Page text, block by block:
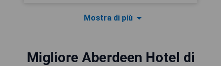
Mostra di più
Migliore Aberdeen Hotel di